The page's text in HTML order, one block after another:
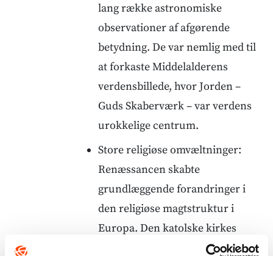
lang række astronomiske
observationer af afgørende
betydning. De var nemlig med til
at forkaste Middelalderens
verdensbillede, hvor Jorden –
Guds Skaberværk – var verdens
urokkelige centrum.
Store religiøse omvæltninger:
Renæssancen skabte
grundlæggende forandringer i
den religiøse magtstruktur i
Europa. Den katolske kirkes
universelle magt blev brudt. Det